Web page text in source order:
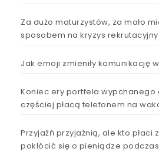
Za dużo maturzystów, za mało
sposobem na kryzys rekrutacyjny
Jak emoji zmieniły komunikację
Koniec ery portfela wypchanego
częściej płacą telefonem na
Przyjaźń przyjaźnią, ale kto płaci
pokłócić się o pieniądze